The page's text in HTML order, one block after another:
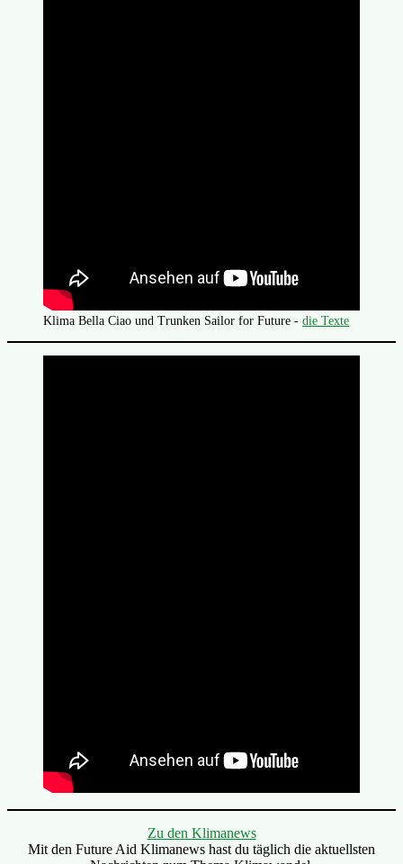
Klima Bella Ciao und Trunken Sailor for Future - die Texte
Zu den Klimanews
Mit den Future Aid Klimanews hast du täglich die aktuellsten